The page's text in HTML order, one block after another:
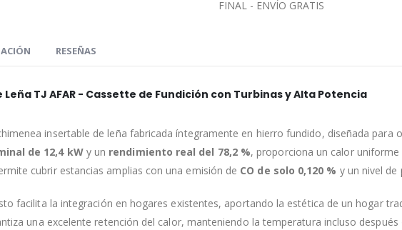
FINAL - ENVÍO GRATIS
TJ AFAR - Cassette de Fundición con Turbinas y Alta Potencia
insertable de leña fabricada íntegramente en hierro fundido, diseñada para
de 12,4 kWy un rendimiento real del 78,2 %, proporciona un calor
cubrir estancias amplias con una emisión de CO de solo 0,120 % y un nivel de
facilita la integración en hogares existentes, aportando la estética de un hogar
una excelente retención del calor, manteniendo la temperatura incluso
RESEÑAS